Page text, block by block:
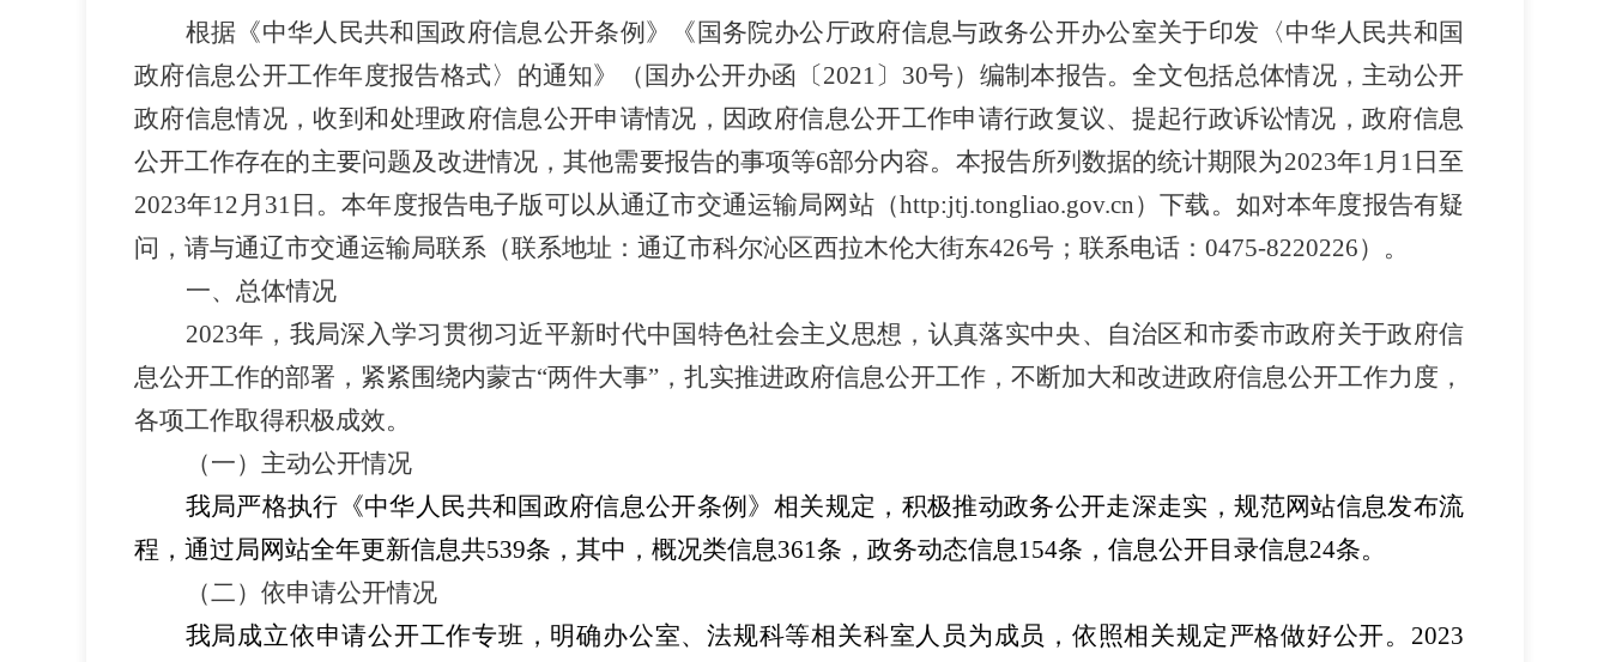
根据《中华人民共和国政府信息公开条例》《国务院办公厅政府信息与政务公开办公室关于印发〈中华人民共和国
政府信息公开工作年度报告格式〉的通知》（国办公开办函〔2021〕 30号）编制本报告。全文包括总体情况，主动公开
政府信息情况，收到和处理政府信息公开申请情况，因政府信息公开工作申请行政复议、提起行政诉讼情况，政府信息
公开工作存在的主要问题及改进情况，其他需要报告的事项等6部分内容。本报告所列数据的统计期限为2023年1月 1 日至
2023年12 月 31 日。本年度报告电子版可以从通辽市交通运输局网站（http:jtj.tongliao.gov.cn）下载。 如对本年度报告有疑
问，请与通辽市交通运输局联系（联系地址：通辽市科尔沁区西拉木伦大街东426号；联系电话： 0475-8220226）。
一、总体情况
2023年，我局深入学习贯彻习近平新时代中国特色社会主义思想，认真落实中央、自治区和市委市政府关于政府信
息公开工作的部署，紧紧围绕内蒙古“两件大事”，扎实推进政府信息公开工作，不断加大和改进政府信息公开工作力度，
各项工作取得积极成效。
（一）主动公开情况
我局严格执行《中华人民共和国政府信息公开条例》相关规定，积极推动政务公开走深走实，规范网站信息发布流
程，通过局网站全年更新信息共539条，其中，概况类信息361条，政务动态信息154条，信息公开目录信息24条。
（二）依申请公开情况
我局成立依申请公开工作专班，明确办公室、法规科等相关科室人员为成员，依照相关规定严格做好公开。 2023